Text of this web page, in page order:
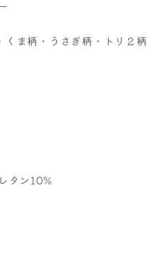
くま柄・うさぎ柄・トリ２柄
タン10%